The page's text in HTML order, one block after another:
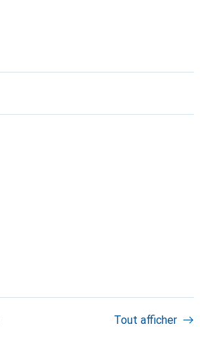
Tout afficher